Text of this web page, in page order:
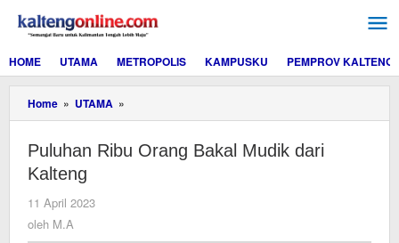
konten
HOME
UTAMA METROPOLIS KAMPUSKU PEMPROV KALTENG
Home » UTAMA »
Ribu
Bakal
Puluhan Ribu Orang Bakal Mudik dari
Kalteng
11 April 2023
oleh M.A